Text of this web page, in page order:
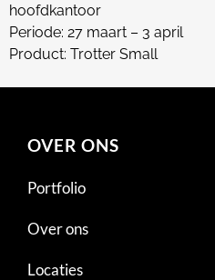
hoofdkantoor
Periode: 27 maart – 3 april
Product: Trotter Small
OVER ONS
Portfolio
Over ons
Locaties